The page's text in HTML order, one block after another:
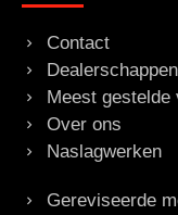
Contact
Dealerschappen
Meest gestelde
Over ons
Naslagwerken
Gereviseerde